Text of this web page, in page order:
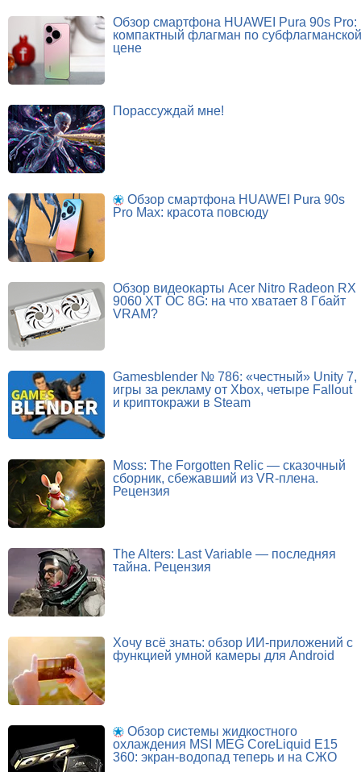
Обзор смартфона HUAWEI Pura 90s Pro:
компактный флагман по субфлагманской
цене
Порассуждай мне!
Обзор смартфона HUAWEI Pura 90s
Pro Max: красота повсюду
Обзор видеокарты Acer Nitro Radeon RX
9060 XT OC 8G: на что хватает 8 Гбайт
VRAM?
Gamesblender № 786: «честный» Unity 7,
игры за рекламу от Xbox, четыре Fallout
и криптокражи в Steam
Moss: The Forgotten Relic — сказочный
сборник, сбежавший из VR-плена.
Рецензия
The Alters: Last Variable — последняя
тайна. Рецензия
Хочу всё знать: обзор ИИ-приложений с
функцией умной камеры для Android
Обзор системы жидкостного
охлаждения MSI MEG CoreLiquid E15
360: экран-водопад теперь и на СЖО